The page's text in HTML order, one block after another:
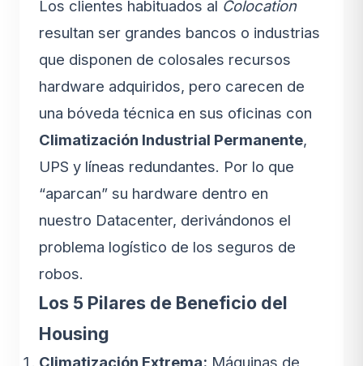
Los clientes habituados al Colocation
resultan ser grandes bancos o industrias
que disponen de colosales recursos
hardware adquiridos, pero carecen de
una bóveda técnica en sus oficinas con
Climatización Industrial Permanente,
UPS y líneas redundantes. Por lo que
“aparcan” su hardware dentro en
nuestro Datacenter, derivándonos el
problema logístico de los seguros de
robos.
Los 5 Pilares de Beneficio del
Housing
Climatización Extrema: Máquinas de